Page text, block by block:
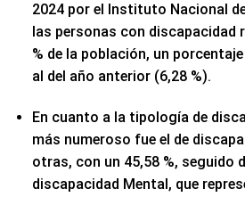
2024 por el Instituto Nacional
las personas con discapacidad
% de la población, un
al del año anterior (6,28 %).
En cuanto a la tipología de
más numeroso fue el de
otras, con un 45,58 %, seguido
discapacidad Mental, que